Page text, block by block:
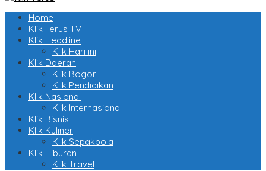
Home
Klik Terus TV
Klik Headline
Klik Hari ini
Klik Daerah
Klik Bogor
Klik Pendidikan
Klik Nasional
Klik Internasional
Klik Bisnis
Klik Kuliner
Klik Sepakbola
Klik Hiburan
Klik Travel